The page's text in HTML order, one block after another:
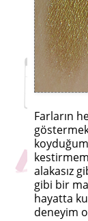
Farların
alakasız
gibi bir
hayatta
deneyim